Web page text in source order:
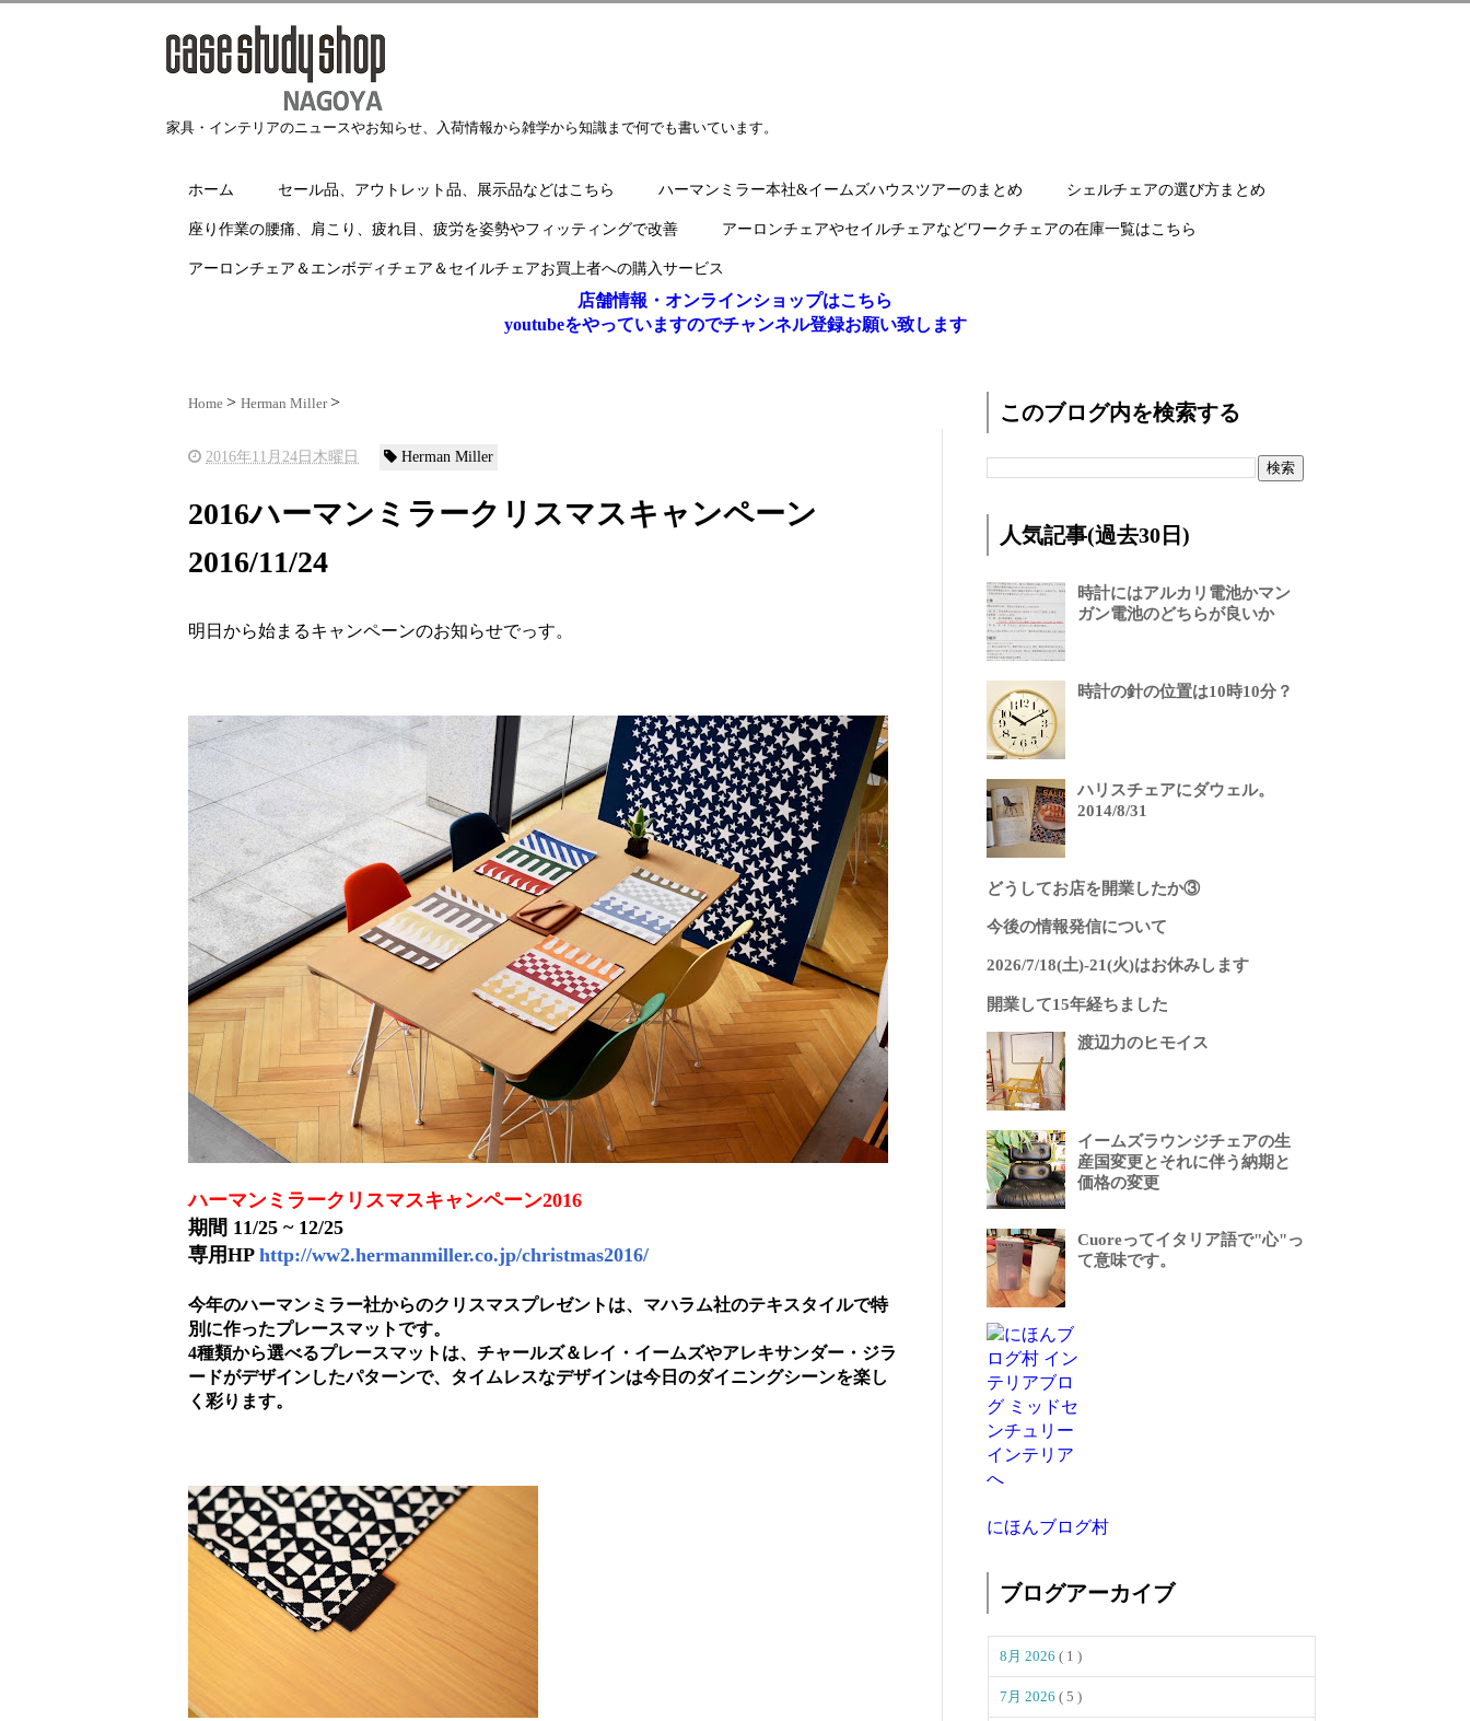
家具・インテリアのニュースやお知らせ、入荷情報から雑学から知識まで何でも書いています。
ホーム セール品、アウトレット品、展示品などはこちら ハーマンミラー本社&イームズハウスツアーのまとめ シェルチェアの選び方まとめ
座り作業の腰痛、肩こり、疲れ目、疲労を姿勢やフィッティングで改善 アーロンチェアやセイルチェアなどワークチェアの在庫一覧はこちら
アーロンチェア＆エンボディチェア＆セイルチェアお買上者への購入サービス
店舗情報・オンラインショップはこちら
youtubeをやっていますのでチャンネル登録お願い致します
Home Herman Miller
2016年11月24日木曜日 Herman Miller
2016ハーマンミラークリスマスキャンペーン
2016/11/24
明日から始まるキャンペーンのお知らせでっす。
ハーマンミラークリスマスキャンペーン2016
期間 11/25 ~ 12/25
専用HP http://ww2.hermanmiller.co.jp/christmas2016/
今年のハーマンミラー社からのクリスマスプレゼントは、マハラム社のテキスタイルで特
別に作ったプレースマットです。
4種類から選べるプレースマットは、チャールズ＆レイ・イームズやアレキサンダー・ジラ
ードがデザインしたパターンで、タイムレスなデザインは今日のダイニングシーンを楽し
く彩ります。
このブログ内を検索する
人気記事(過去30日)
時計にはアルカリ電池かマン
ガン電池のどちらが良いか
時計の針の位置は10時10分？
ハリスチェアにダウェル。
2014/8/31
どうしてお店を開業したか③
今後の情報発信について
2026/7/18(土)-21(火)はお休みします
開業して15年経ちました
渡辺力のヒモイス
イームズラウンジチェアの生
産国変更とそれに伴う納期と
価格の変更
Cuoreってイタリア語で"心"っ
て意味です。
にほんブログ村
ブログアーカイブ
8月 2026 ( 1 )
7月 2026 ( 5 )